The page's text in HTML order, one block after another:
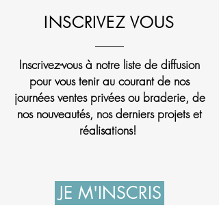
INSCRIVEZ VOUS
Inscrivez-vous à notre liste de diffusion
pour vous tenir au courant de nos
journées ventes privées ou braderie, de
nos nouveautés, nos derniers projets et
réalisations!
JE M'INSCRIS